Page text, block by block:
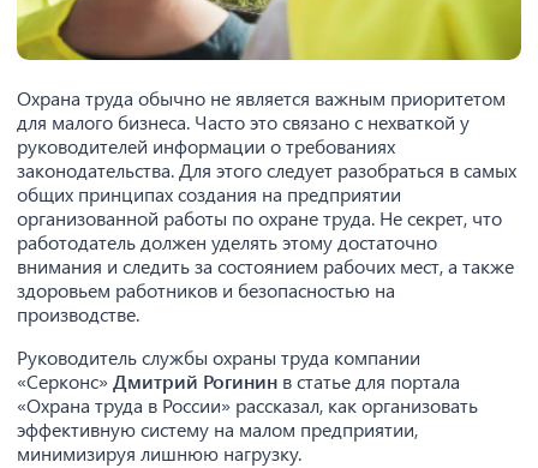
Охрана труда обычно не является важным приоритетом
для малого бизнеса. Часто это связано с нехваткой у
руководителей информации о требованиях
законодательства. Для этого следует разобраться в самых
общих принципах создания на предприятии
организованной работы по охране труда. Не секрет, что
работодатель должен уделять этому достаточно
внимания и следить за состоянием рабочих мест, а также
здоровьем работников и безопасностью на
производстве.
Руководитель службы охраны труда компании
«Серконс» Дмитрий Рогинин в статье для портала
«Охрана труда в России» рассказал, как организовать
эффективную систему на малом предприятии,
минимизируя лишнюю нагрузку.